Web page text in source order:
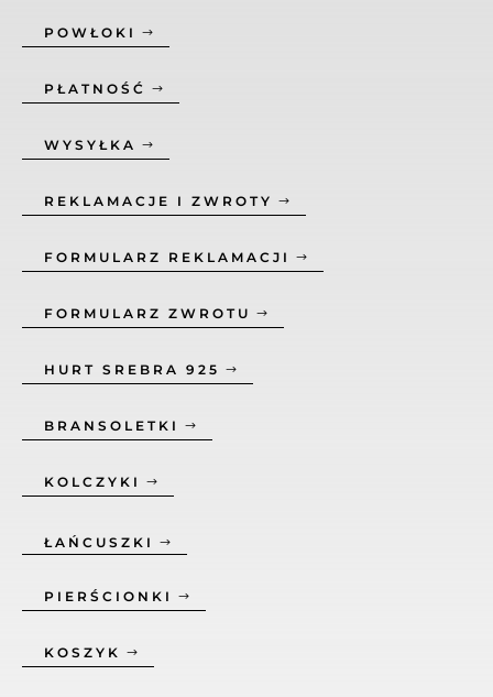
POWŁOKI
PŁATNOŚĆ
WYSYŁKA
REKLAMACJE I ZWROTY
FORMULARZ REKLAMACJI
FORMULARZ ZWROTU
HURT SREBRA 925
BRANSOLETKI
KOLCZYKI
ŁAŃCUSZKI
PIERŚCIONKI
KOSZYK